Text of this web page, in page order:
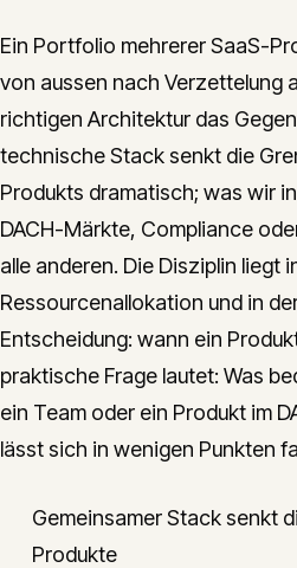
Ein Portfolio mehrerer SaaS-
von aussen nach Verzettelung
richtigen Architektur das
technische Stack senkt die
Produkts dramatisch; was wir
DACH-Märkte, Compliance
alle anderen. Die Disziplin liegt
Ressourcenallokation und in
Entscheidung: wann ein
praktische Frage lautet: Was
ein Team oder ein Produkt im
lässt sich in wenigen Punkten
Gemeinsamer Stack senkt
Produkte